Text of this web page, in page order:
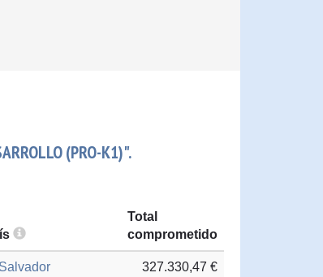
(PRO-K1)".
Total
comprometido
327.330,47 €